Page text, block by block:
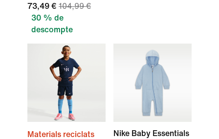
73,49 € 104,99 €
30 % de
descompte
Materials reciclats
Nike Baby Essentials